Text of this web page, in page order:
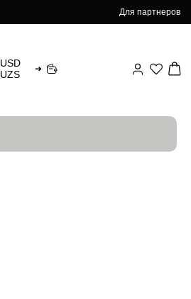
Для партнеров
USD
UZS
➜